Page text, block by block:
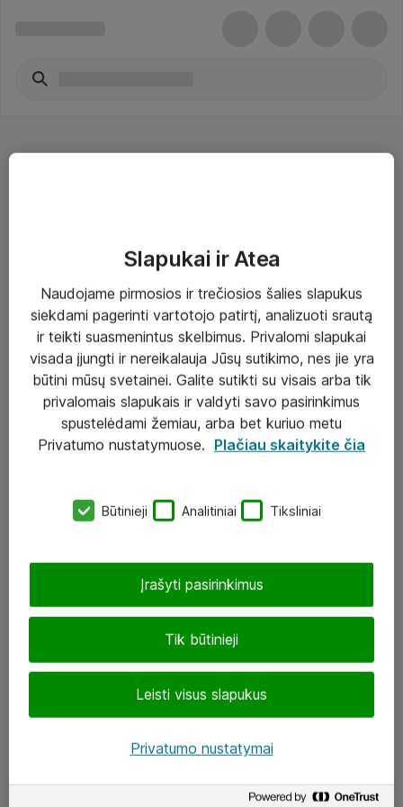
Sprendimai ir paslaugos
Paslaugos
Sprendimai
Įgyvendinti projektai
Atea ekspertų patarimai verslui
UAB „ATEA“
J. Rutkausko g. 6, Vilnius
Atea kontaktai
Aplankykite mus
Slapukai ir Atea
Naudojame pirmosios ir trečiosios šalies slapukus
siekdami pagerinti vartotojo patirtį, analizuoti srautą
ir teikti suasmenintus skelbimus. Privalomi slapukai
visada įjungti ir nereikalauja Jūsų sutikimo, nes jie yra
būtini mūsų svetainei. Galite sutikti su visais arba tik
privalomais slapukais ir valdyti savo pasirinkimus
spustelėdami žemiau, arba bet kuriuo metu
Privatumo nustatymuose. Plačiau skaitykite čia
Būtinieji Analitiniai Tiksliniai
Tik būtinieji
Leisti visus slapukus
Įrašyti pasirinkimus
Privatumo nustatymai